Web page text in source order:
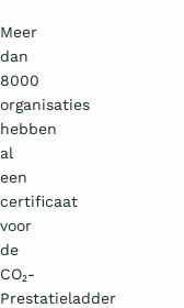
Meer
dan
8000
organisaties
hebben
al
een
certificaat
voor
de
CO₂-
Prestatieladder